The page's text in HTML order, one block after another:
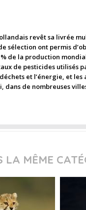
revêt sa livrée
sélection ont permis
% de la production
de pesticides
et l’énergie, et
dans de nombreuses
MÊME